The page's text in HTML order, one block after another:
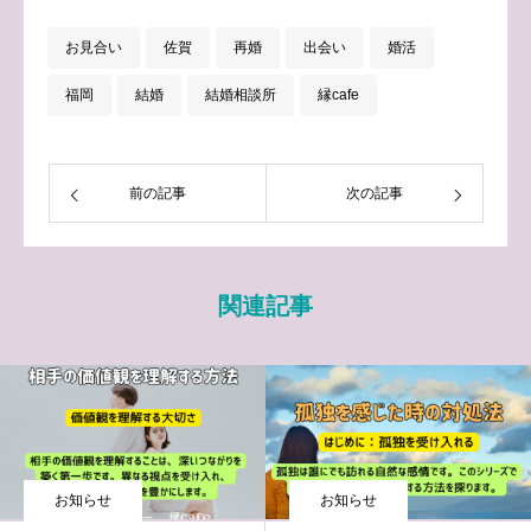
お見合い 佐賀 再婚 出会い 婚活
福岡 結婚 結婚相談所 縁cafe
前の記事 次の記事
関連記事
お知らせ お知らせ